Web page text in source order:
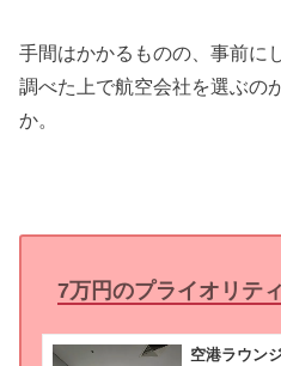
手間はかかるものの、事前に
調べた上で航空会社を選ぶの
か。
7万円のプライオリテ
空港ラウン